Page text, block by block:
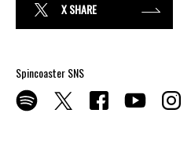
X SHARE
Spincoaster SNS